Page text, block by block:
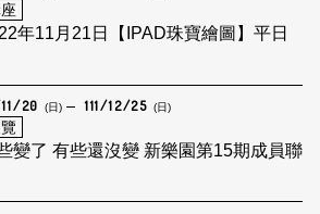
年11月21日【IPAD珠寶繪圖】平日
11/20 (日) 111/12/25 (日)
變了 有些還沒變 新樂園第15期成員聯